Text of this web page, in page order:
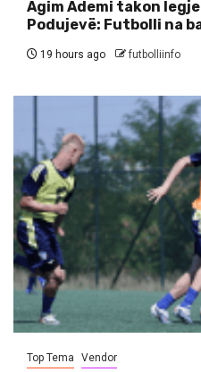
Agim Ademi takon
Podujevë: Futbolli na
19 hours ago futbolliinfo
Top Tema Vendor